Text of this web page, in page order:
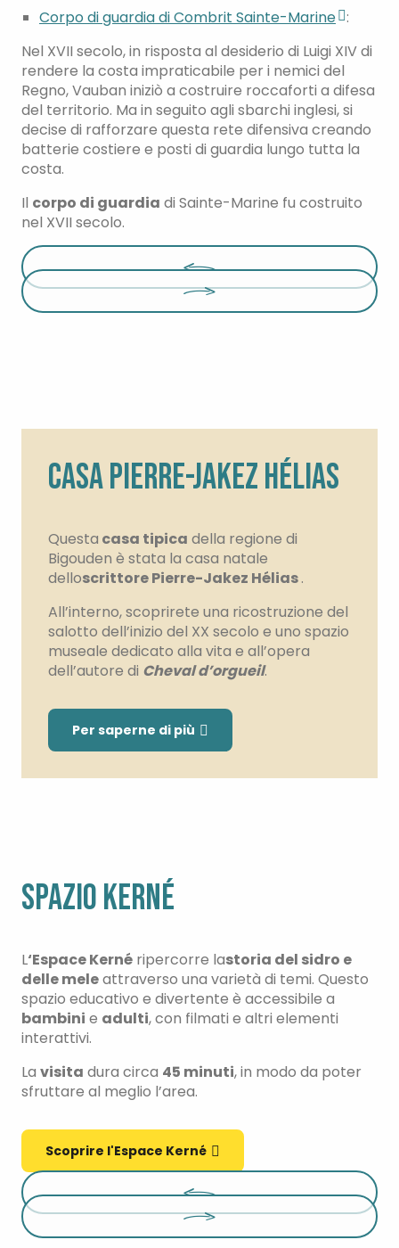
Corpo di guardia di Combrit Sainte-Marine :
Nel XVII secolo, in risposta al desiderio di Luigi XIV di
rendere la costa impraticabile per i nemici del
Regno, Vauban iniziò a costruire roccaforti a difesa
del territorio. Ma in seguito agli sbarchi inglesi, si
decise di rafforzare questa rete difensiva creando
batterie costiere e posti di guardia lungo tutta la
costa.
Il corpo di guardia di Sainte-Marine fu costruito
nel XVII secolo.
CASA PIERRE-JAKEZ HÉLIAS
Questa casa tipica della regione di
Bigouden è stata la casa natale
delloscrittore Pierre-Jakez Hélias.
All’interno, scoprirete una ricostruzione del
salotto dell’inizio del XX secolo e uno spazio
museale dedicato alla vita e all’opera
dell’autore di Cheval d’orgueil.
Per saperne di più
SPAZIO KERNÉ
L‘Espace Kerné ripercorre lastoria del sidro e
delle meleattraverso una varietà di temi. Questo
spazio educativo e divertente è accessibile a
bambini e adulti, con filmati e altri elementi
interattivi.
La visita dura circa 45 minuti, in modo da poter
sfruttare al meglio l’area.
Scoprire l'Espace Kerné